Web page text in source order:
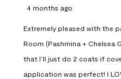
4 months ago
Extremely pleased with the
Room (Pashmina + Chelsea
that I’ll just do 2 coats if
application was perfect! I